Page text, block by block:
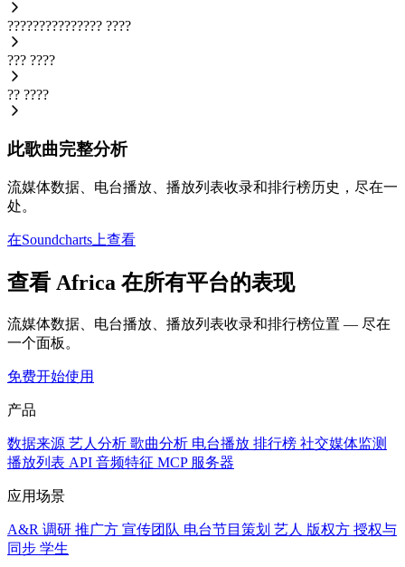
??????????????? ????
??? ????
?? ????
此歌曲完整分析
流媒体数据、电台播放、播放列表收录和排行榜历史，尽在一
处。
在Soundcharts上查看
查看 Africa 在所有平台的表现
流媒体数据、电台播放、播放列表收录和排行榜位置 — 尽在
一个面板。
免费开始使用
产品
数据来源 艺人分析 歌曲分析 电台播放 排行榜 社交媒体监测
播放列表 API 音频特征 MCP 服务器
应用场景
A&R 调研 推广方 宣传团队 电台节目策划 艺人 版权方 授权与
同步 学生